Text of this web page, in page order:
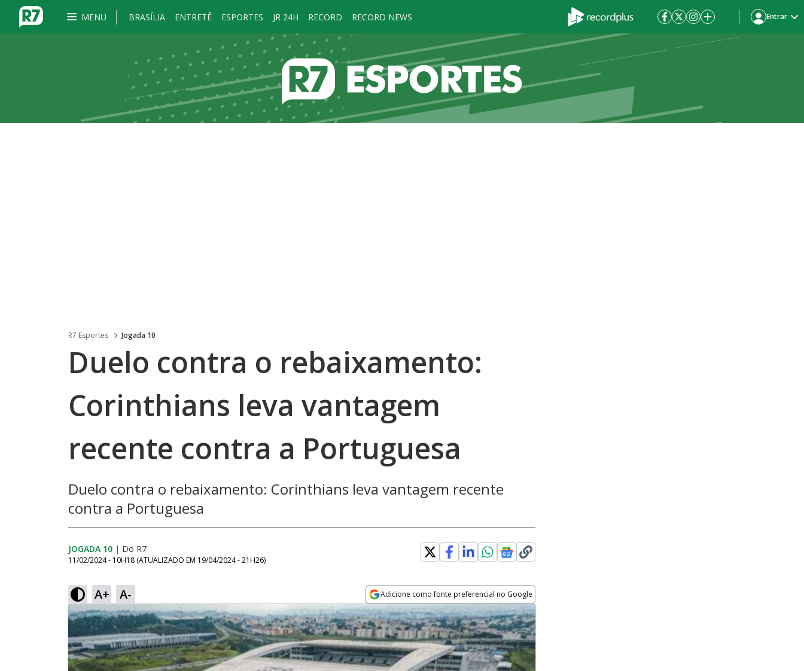
MENU BRASÍLIA ENTRETÊ ESPORTES JR 24H RECORD RECORD NEWS Entrar
R7 Esportes Jogada 10
Duelo contra o rebaixamento:
Corinthians leva vantagem
recente contra a Portuguesa
Duelo contra o rebaixamento: Corinthians leva vantagem recente
contra a Portuguesa
JOGADA 10 | Do R7
11/02/2024 - 10H18 (ATUALIZADO EM 19/04/2024 - 21H26)
A+ A- Adicione como fonte preferencial no Google
Opens in new window